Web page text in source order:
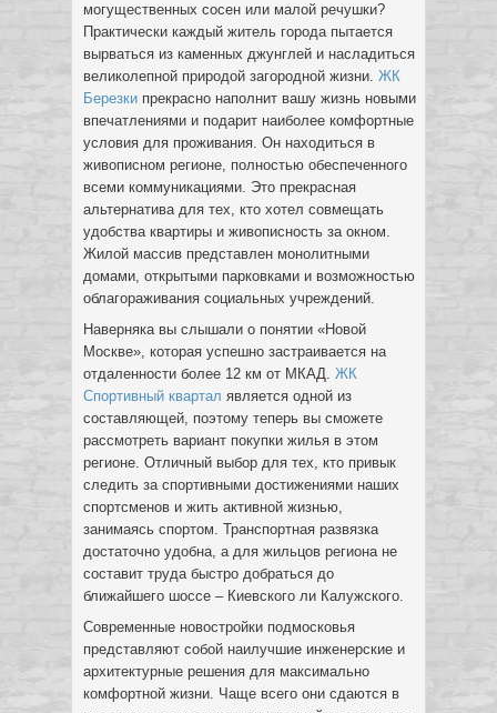
могущественных сосен или малой речушки?
Практически каждый житель города пытается
вырваться из каменных джунглей и насладиться
великолепной природой загородной жизни. ЖК
Березки прекрасно наполнит вашу жизнь новыми
впечатлениями и подарит наиболее комфортные
условия для проживания. Он находиться в
живописном регионе, полностью обеспеченного
всеми коммуникациями. Это прекрасная
альтернатива для тех, кто хотел совмещать
удобства квартиры и живописность за окном.
Жилой массив представлен монолитными
домами, открытыми парковками и возможностью
облагораживания социальных учреждений.
Наверняка вы слышали о понятии «Новой
Москве», которая успешно застраивается на
отдаленности более 12 км от МКАД. ЖК
Спортивный квартал является одной из
составляющей, поэтому теперь вы сможете
рассмотреть вариант покупки жилья в этом
регионе. Отличный выбор для тех, кто привык
следить за спортивными достижениями наших
спортсменов и жить активной жизнью,
занимаясь спортом. Транспортная развязка
достаточно удобна, а для жильцов региона не
составит труда быстро добраться до
ближайшего шоссе – Киевского ли Калужского.
Современные новостройки подмосковья
представляют собой наилучшие инженерские и
архитектурные решения для максимально
комфортной жизни. Чаще всего они сдаются в